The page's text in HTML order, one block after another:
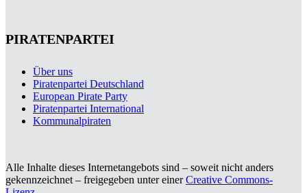
PIRATENPARTEI
Über uns
Piratenpartei Deutschland
European Pirate Party
Piratenpartei International
Kommunalpiraten
Alle Inhalte dieses Internetangebots sind – soweit nicht anders
gekennzeichnet – freigegeben unter einerCreative Commons-